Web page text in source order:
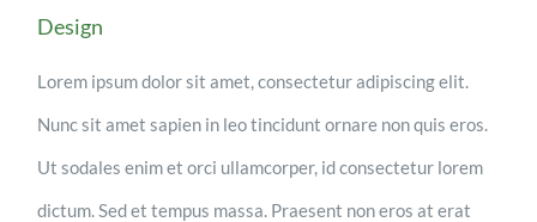
Design
Lorem ipsum dolor sit amet, consectetur adipiscing elit.
Nunc sit amet sapien in leo tincidunt ornare non quis eros.
Ut sodales enim et orci ullamcorper, id consectetur lorem
dictum. Sed et tempus massa. Praesent non eros at erat